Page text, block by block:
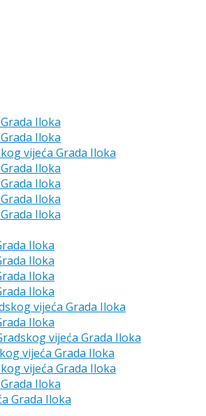
Iloka
Iloka
vijeća Grada Iloka
Iloka
Iloka
Iloka
Iloka
Iloka
Iloka
Iloka
Iloka
vijeća Grada Iloka
Iloka
vijeća Grada Iloka
vijeća Grada Iloka
vijeća Grada Iloka
Iloka
Grada Iloka